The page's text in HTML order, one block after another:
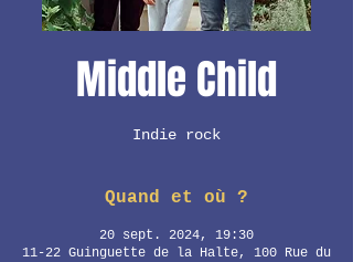
Middle Child
Indie rock
Quand et où ?
20 sept. 2024, 19:30
11-22 Guinguette de la Halte, 100 Rue du